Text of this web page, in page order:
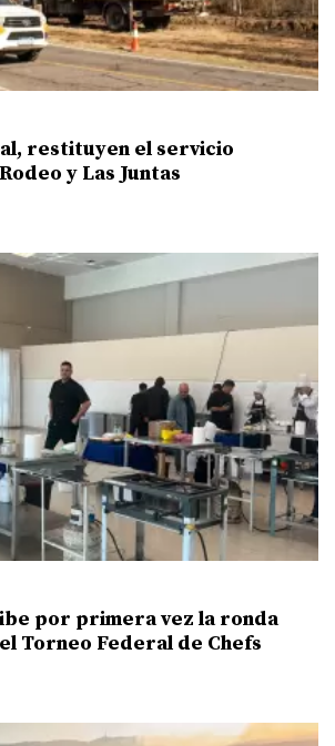
restituyen el servicio
y Las Juntas
por primera vez la ronda
Torneo Federal de Chefs